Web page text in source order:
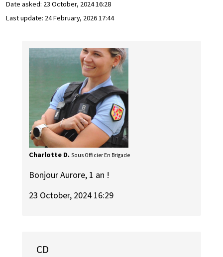
Date asked: 23 October, 2024 16:28
Last update: 24 February, 2026 17:44
Charlotte D. Sous Officier En Brigade
Bonjour Aurore, 1 an !
23 October, 2024 16:29
CD